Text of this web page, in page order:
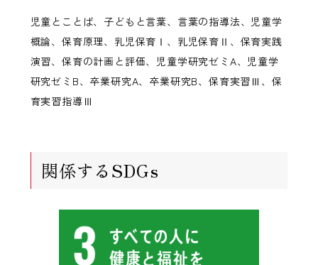
児童とことば、子どもと言葉、言葉の指導法、児童学
概論、保育原理、乳児保育Ⅰ、乳児保育Ⅱ、保育実践
演習、保育の計画と評価、児童学研究ゼミA、児童学
研究ゼミB、卒業研究A、卒業研究B、保育実習Ⅲ、保
育実習指導Ⅲ
関係するSDGs